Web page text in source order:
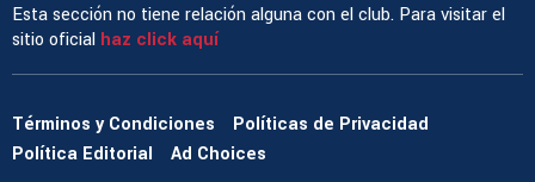
Esta sección no tiene relación alguna con el club. Para visitar el
sitio oficial haz click aquí
Términos y Condiciones
Políticas de Privacidad
Política Editorial
Ad Choices